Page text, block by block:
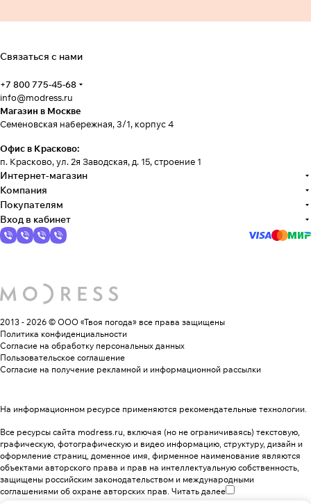
Связаться с нами
+7 800 775-45-68
info@modress.ru
Магазин в Москве
Семеновская набережная, 3/1, корпус 4
Офис в Красково:
п. Красково, ул. 2я Заводская, д. 15, строение 1
Интернет-магазин
Компания
Покупателям
Вход в кабинет
2013 - 2026 © ООО «Твоя погода» все права защищены
Политика конфиденциальности
Согласие на обработку персональных данных
Пользовательское соглашение
Согласие на получение рекламной и информационной рассылки
На информационном ресурсе применяются рекомендательные технологии.
Все ресурсы сайта modress.ru, включая (но не ограничиваясь) текстовую,
графическую, фотографическую и видео информацию, структуру, дизайн и
оформление страниц, доменное имя, фирменное наименование являются
объектами авторского права и прав на интеллектуальную собственность,
защищены российским законодательством и международными
соглашениями об охране авторских прав. Читать далее